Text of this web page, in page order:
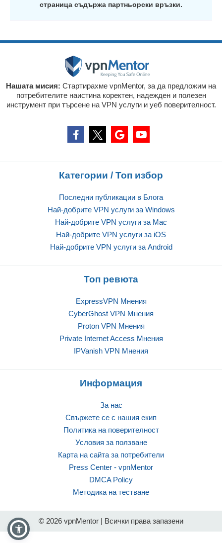
страница съдържа партньорски връзки.
Нашата мисия: Стартирахме vpnMentor, за да предложим на
потребителите наистина коректен, надежден и полезен
инструмент при търсене на VPN услуги и уеб поверителност.
Категории / Топ избор
Последни публикации в Блога
Най-добрите VPN услуги за Windows
Най-добрите VPN услуги за Mac
Най-добрите VPN услуги за iOS
Най-добрите VPN услуги за Android
Топ ревюта
ExpressVPN Mнения
CyberGhost VPN Mнения
Proton VPN Mнения
Private Internet Access Mнения
IPVanish VPN Mнения
Информация
За нас
Свържете се с нашия екип
Политика на поверителност
Условия за ползване
Карта на сайта за потребители
Press Center - vpnMentor
DMCA Policy
Методика на тестване
© 2026 vpnMentor | Всички права запазени